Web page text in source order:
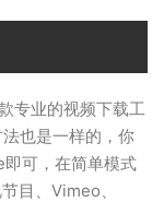
专业的视频下载工
也是一样的，你
可，在简单模式
目、Vimeo、